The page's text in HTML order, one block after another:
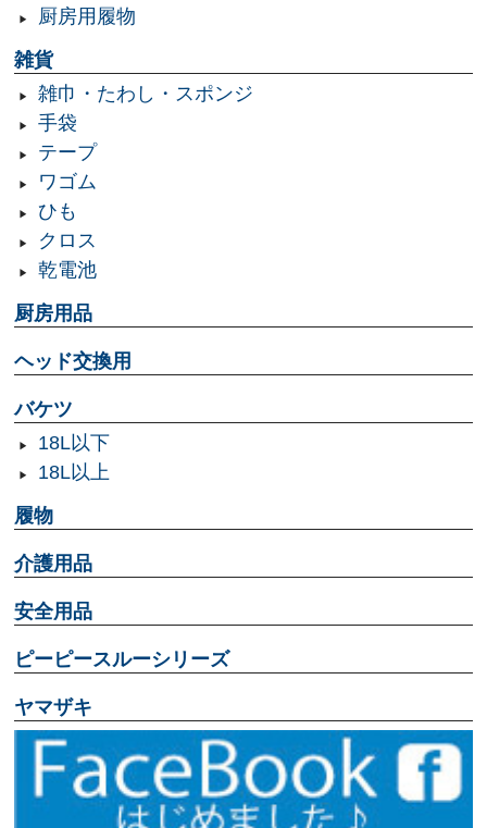
厨房用履物
雑貨
雑巾・たわし・スポンジ
手袋
テープ
ワゴム
ひも
クロス
乾電池
厨房用品
ヘッド交換用
バケツ
18L以下
18L以上
履物
介護用品
安全用品
ピーピースルーシリーズ
ヤマザキ